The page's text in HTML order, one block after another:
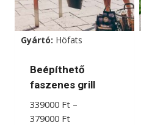
változatok
a
termékoldalon
választhatók
ki
Gyártó: Höfats
Beépíthető
faszenes grill
339000 Ft –
379000 FtÁrtartomány: